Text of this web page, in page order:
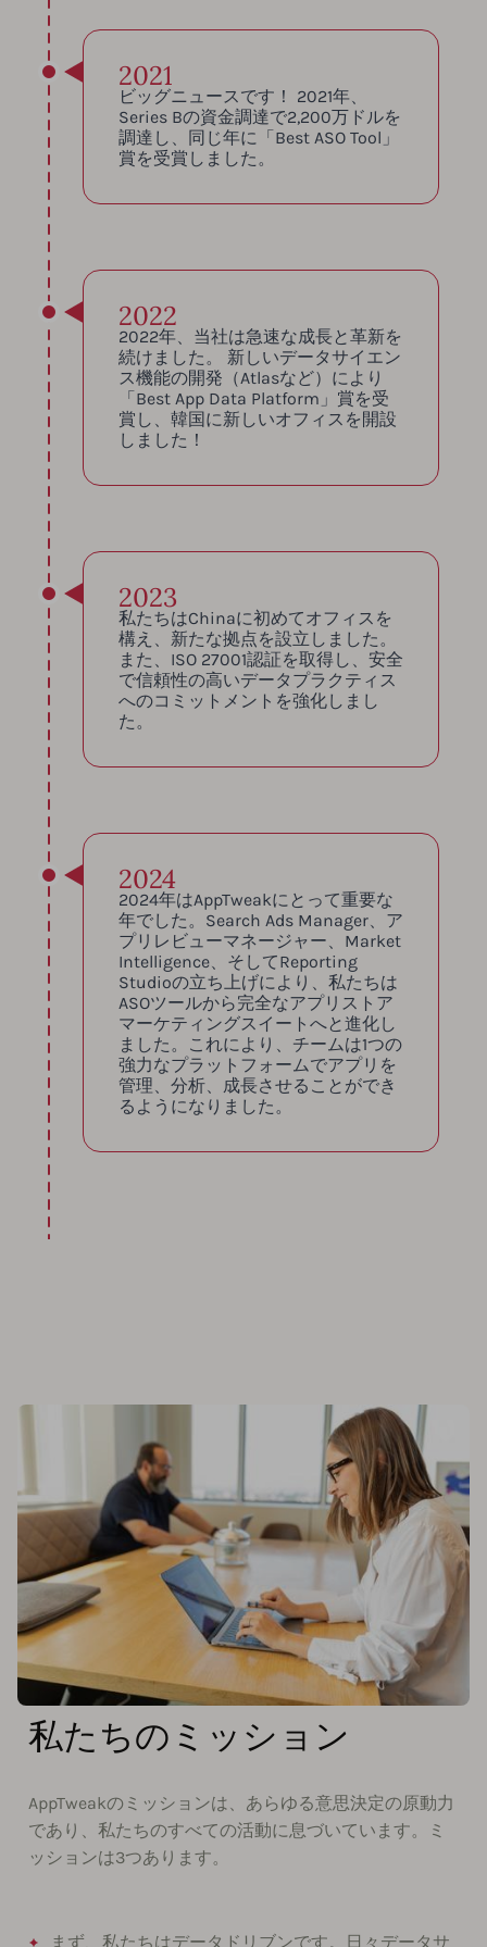
2021
ビッグニュースです！ 2021年、
Series Bの資金調達で2,200万ドルを
調達し、同じ年に「Best ASO Tool」
賞を受賞しました。
2022
2022年、当社は急速な成長と革新を
続けました。 新しいデータサイエン
ス機能の開発（Atlasなど）により
「Best App Data Platform」賞を受
賞し、韓国に新しいオフィスを開設
しました！
2023
私たちはChinaに初めてオフィスを
構え、新たな拠点を設立しました。
また、ISO 27001認証を取得し、安全
で信頼性の高いデータプラクティス
へのコミットメントを強化しまし
た。
2024
2024年はAppTweakにとって重要な
年でした。Search Ads Manager、ア
プリレビューマネージャー、Market
Intelligence、そしてReporting
Studioの立ち上げにより、私たちは
ASOツールから完全なアプリストア
マーケティングスイートへと進化し
ました。これにより、チームは1つの
強力なプラットフォームでアプリを
管理、分析、成長させることができ
るようになりました。
私たちのミッション
AppTweakのミッションは、あらゆる意思決定の原動力
であり、私たちのすべての活動に息づいています。ミ
ッションは3つあります。
まず、私たちはデータドリブンです。日々データサ